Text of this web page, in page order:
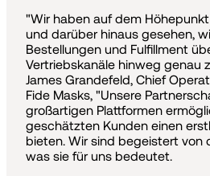
"Wir haben auf dem
und darüber hinaus gesehen,
Bestellungen und Fulfillment
Vertriebskanäle hinweg genau
James Grandefeld, Chief
Fide Masks, "Unsere
großartigen Plattformen
geschätzten Kunden einen
bieten. Wir sind begeistert von
was sie für uns bedeutet.